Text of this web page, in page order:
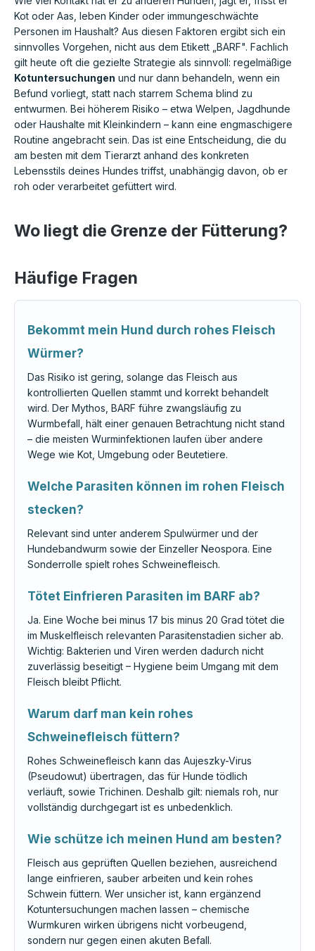
Kot oder Aas, leben Kinder oder immungeschwächte
Personen im Haushalt? Aus diesen Faktoren ergibt sich ein
sinnvolles Vorgehen, nicht aus dem Etikett „BARF". Fachlich
gilt heute oft die gezielte Strategie als sinnvoll: regelmäßige
Kotuntersuchungen und nur dann behandeln, wenn ein
Befund vorliegt, statt nach starrem Schema blind zu
entwurmen. Bei höherem Risiko – etwa Welpen, Jagdhunde
oder Haushalte mit Kleinkindern – kann eine engmaschigere
Routine angebracht sein. Das ist eine Entscheidung, die du
am besten mit dem Tierarzt anhand des konkreten
Lebensstils deines Hundes triffst, unabhängig davon, ob er
roh oder verarbeitet gefüttert wird.
Wo liegt die Grenze der Fütterung?
Häufige Fragen
Bekommt mein Hund durch rohes Fleisch
Würmer?
Das Risiko ist gering, solange das Fleisch aus
kontrollierten Quellen stammt und korrekt behandelt
wird. Der Mythos, BARF führe zwangsläufig zu
Wurmbefall, hält einer genauen Betrachtung nicht stand
– die meisten Wurminfektionen laufen über andere
Wege wie Kot, Umgebung oder Beutetiere.
Welche Parasiten können im rohen Fleisch
stecken?
Relevant sind unter anderem Spulwürmer und der
Hundebandwurm sowie der Einzeller Neospora. Eine
Sonderrolle spielt rohes Schweinefleisch.
Tötet Einfrieren Parasiten im BARF ab?
Ja. Eine Woche bei minus 17 bis minus 20 Grad tötet die
im Muskelfleisch relevanten Parasitenstadien sicher ab.
Wichtig: Bakterien und Viren werden dadurch nicht
zuverlässig beseitigt – Hygiene beim Umgang mit dem
Fleisch bleibt Pflicht.
Warum darf man kein rohes
Schweinefleisch füttern?
Rohes Schweinefleisch kann das Aujeszky-Virus
(Pseudowut) übertragen, das für Hunde tödlich
verläuft, sowie Trichinen. Deshalb gilt: niemals roh, nur
vollständig durchgegart ist es unbedenklich.
Wie schütze ich meinen Hund am besten?
Fleisch aus geprüften Quellen beziehen, ausreichend
lange einfrieren, sauber arbeiten und kein rohes
Schwein füttern. Wer unsicher ist, kann ergänzend
Kotuntersuchungen machen lassen – chemische
Wurmkuren wirken übrigens nicht vorbeugend,
sondern nur gegen einen akuten Befall.